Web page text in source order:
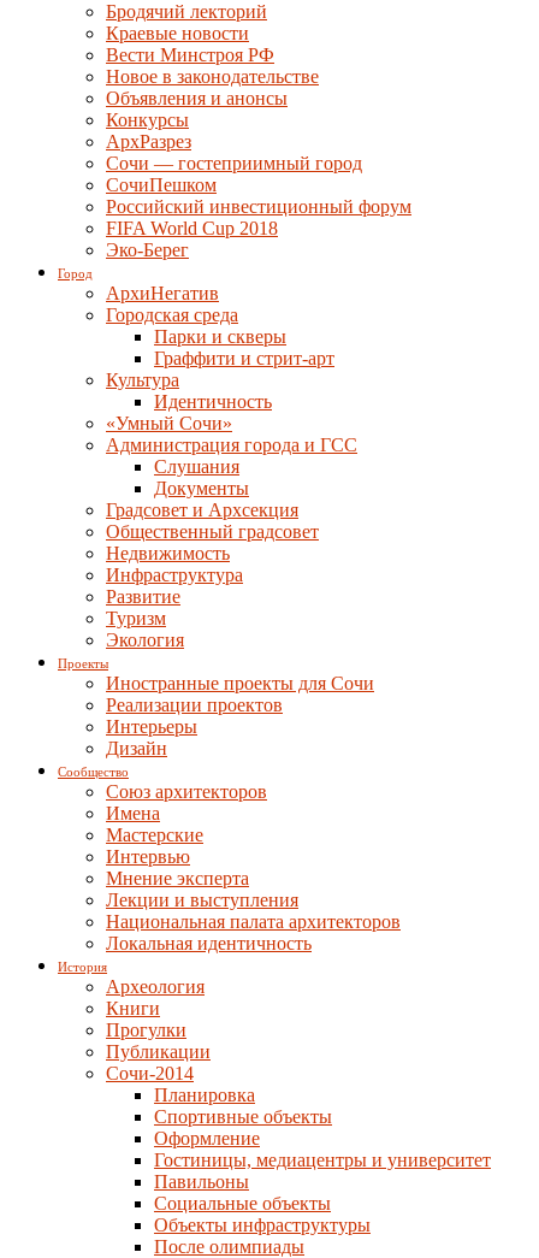
Бродячий лекторий
Краевые новости
Вести Минстроя РФ
Новое в законодательстве
Объявления и анонсы
Конкурсы
АрхРазрез
Сочи — гостеприимный город
СочиПешком
Российский инвестиционный форум
FIFA World Cup 2018
Эко-Берег
Город
АрхиНегатив
Городская среда
Парки и скверы
Граффити и стрит-арт
Культура
Идентичность
«Умный Сочи»
Администрация города и ГСС
Слушания
Документы
Градсовет и Архсекция
Общественный градсовет
Недвижимость
Инфраструктура
Развитие
Туризм
Экология
Проекты
Иностранные проекты для Сочи
Реализации проектов
Интерьеры
Дизайн
Сообщество
Союз архитекторов
Имена
Мастерские
Интервью
Мнение эксперта
Лекции и выступления
Национальная палата архитекторов
Локальная идентичность
История
Археология
Книги
Прогулки
Публикации
Сочи-2014
Планировка
Спортивные объекты
Оформление
Гостиницы, медиацентры и университет
Павильоны
Социальные объекты
Объекты инфраструктуры
После олимпиады